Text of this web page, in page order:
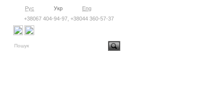
Рус Укр
Eng
+38067 404-94-97, +38044 360-57-37